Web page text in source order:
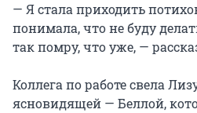
— Я стала приходить
понимала, что не буду
так помру, что уже, —
Коллега по работе свела
ясновидящей — Беллой,